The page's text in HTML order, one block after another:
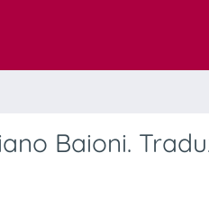
Baioni.